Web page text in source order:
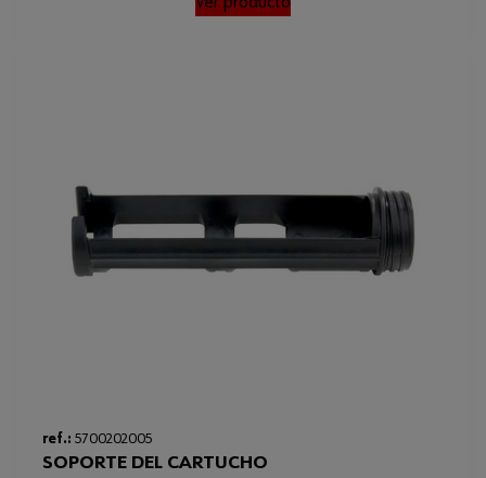
ref.: 5700202005
SOPORTE DEL CARTUCHO